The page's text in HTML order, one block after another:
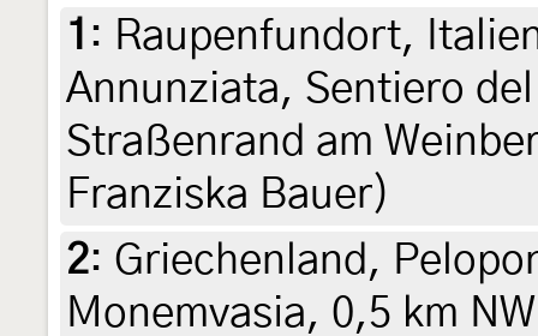
1 : Raupenfundort,
Annunziata, Sentiero
Straßenrand am
Franziska Bauer)
2: Griechenland,
Monemvasia, 0,5 km